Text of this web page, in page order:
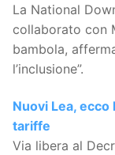
La National
collaborato con
bambola,
l’inclusione”.
Nuovi Lea,
tariffe
Via libera al